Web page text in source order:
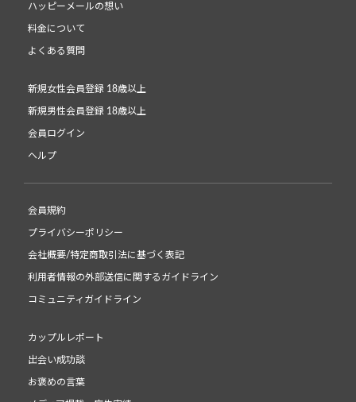
ハッピーメールの想い
料金について
よくある質問
新規女性会員登録 18歳以上
新規男性会員登録 18歳以上
会員ログイン
ヘルプ
会員規約
プライバシーポリシー
会社概要/特定商取引法に基づく表記
利用者情報の外部送信に関するガイドライン
コミュニティガイドライン
カップルレポート
出会い成功談
お褒めの言葉